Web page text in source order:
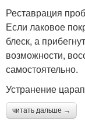
Реставрация
Если лаковое
блеск, а
возможности,
самостоятельно.
Устранение
читать дальше →